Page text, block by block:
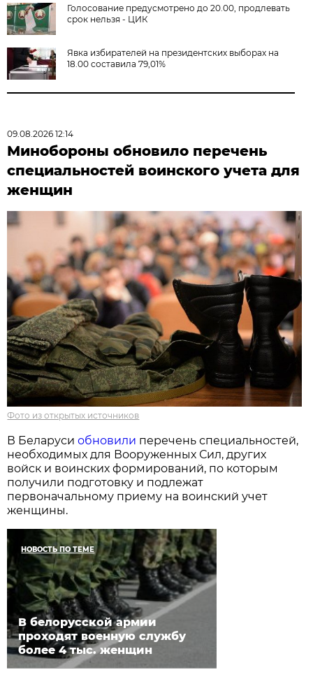
Голосование предусмотрено до 20.00, продлевать
срок нельзя - ЦИК
Явка избирателей на президентских выборах на
18.00 составила 79,01%
09.08.2026 12:14
Минобороны обновило перечень
специальностей воинского учета для
женщин
Фото из открытых источников
В Беларусиобновили перечень специальностей,
необходимых для Вооруженных Сил, других
войск и воинских формирований, по которым
получили подготовку и подлежат
первоначальному приему на воинский учет
женщины.
НОВОСТЬ ПО ТЕМЕ
В белорусской армии
проходят военную службу
более 4 тыс. женщин